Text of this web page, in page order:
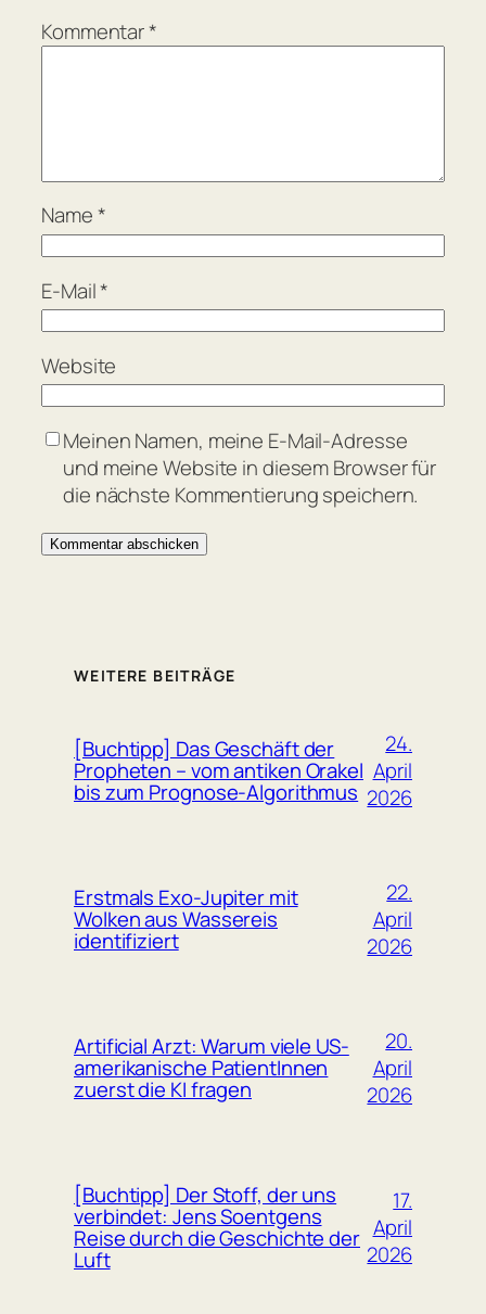
Kommentar*
Name*
E-Mail*
Website
Meinen Namen, meine E-Mail-Adresse
und meine Website in diesem Browser für
die nächste Kommentierung speichern.
WEITERE BEITRÄGE
[Buchtipp] Das Geschäft der
Propheten – vom antiken Orakel
bis zum Prognose-Algorithmus
24.
April
2026
Erstmals Exo-Jupiter mit
Wolken aus Wassereis
identifiziert
22.
April
2026
Artificial Arzt: Warum viele US-
amerikanische PatientInnen
zuerst die KI fragen
20.
April
2026
[Buchtipp] Der Stoff, der uns
verbindet: Jens Soentgens
Reise durch die Geschichte der
Luft
17.
April
2026